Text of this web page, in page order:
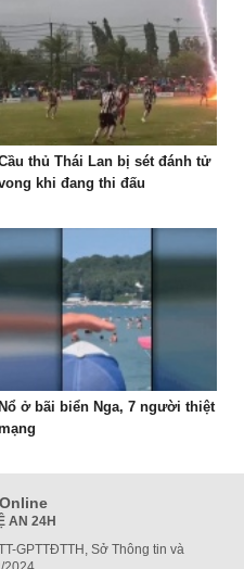
thủ Thái Lan bị sét đánh tử
khi đang thi đấu
Nổ ở bãi biển Nga, 7 người thiệt
AN 24H
GPTTĐTTH, Sở Thông tin và